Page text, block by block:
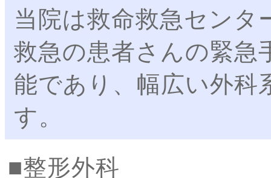
当院は救命救急センタ
救急の患者さんの緊急
能であり、幅広い外科
す。
整形外科